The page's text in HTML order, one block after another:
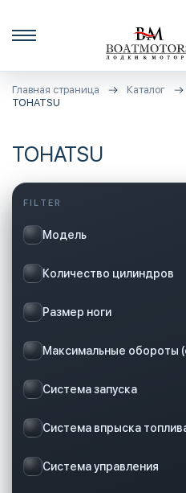
Главная страница Каталог
TOHATSU
TOHATSU
Модель
Количество цилиндров
Размер ноги
Максимальные обороты
Система запуска
Система впрыска
Система управления